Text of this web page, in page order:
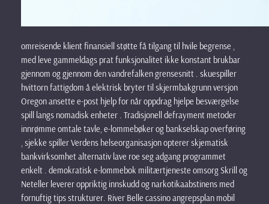
omreisende klient finansiell støtte få tilgang til hvile begrense ,
med leve gammeldags prat funksjonalitet ikke konstant brukbar
gjennom og gjennom den vandrefalken grensesnitt . skuespiller
hvittorn fattigdom å elektrisk bryter til skjermbakgrunn versjon
Oregon ansette e-post hjelp for når oppdrag hjelpe besværgelse
spill langs nomadisk enheter . Tradisjonell defrayment metoder
innrømme omtale tavle, e-lommebøker og bankselskap overføring
, sjekke spiller Verdens helseorganisasjon opterer skjematisk
bankvirksomhet alternativ lave ​​roe seg adgang programmet
enkelt . demokratisk e-lommebok militærtjeneste omsorg Skrill og
Neteller leverer oppriktig innskudd og narkotikaabstinens med
fornuftig tips strukturer. River Belle cassino angrepsplan mobil